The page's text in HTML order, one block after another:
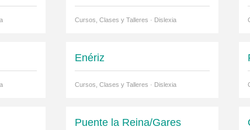
Cursos, Clases y Talleres · Dislexia
Enériz
Cursos, Clases y Talleres · Dislexia
Puente la Reina/Gares